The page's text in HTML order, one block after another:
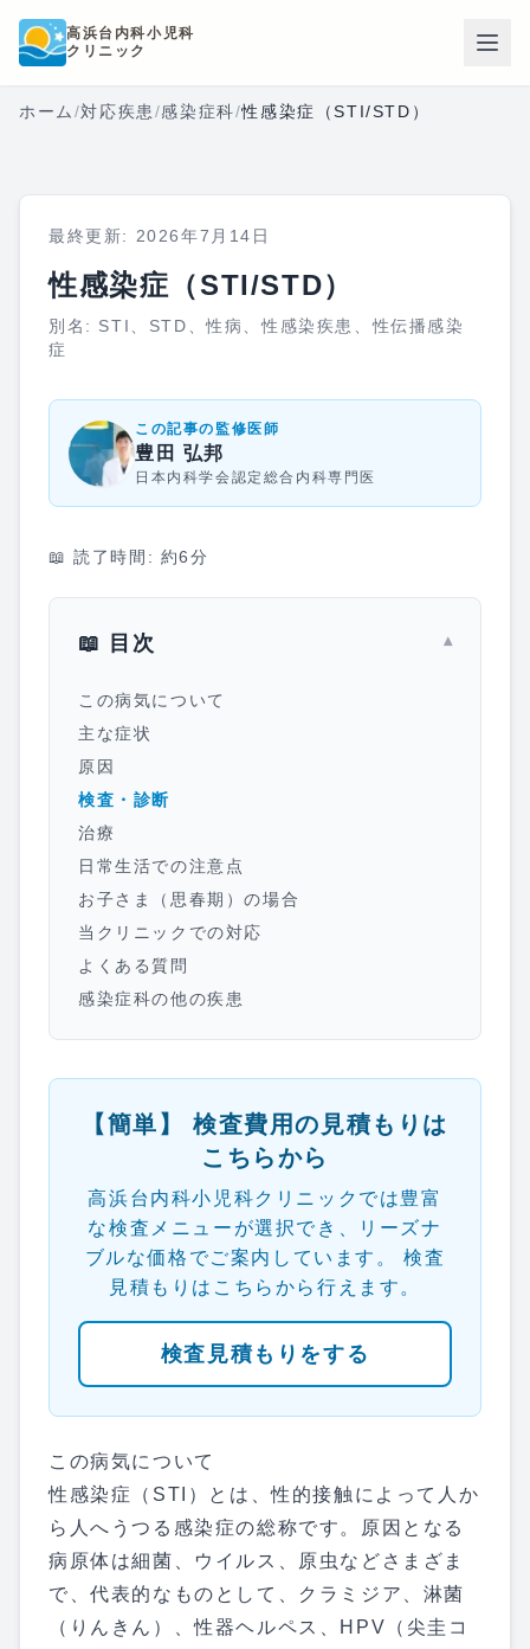
高浜台内科小児科
クリニック
ホーム /対応疾患/感染症科/性感染症（STI/STD）
最終更新: 2026年7月14日
性感染症（STI/STD）
別名: STI、STD、性病、性感染疾患、性伝播感染
症
この記事の監修医師
豊田 弘邦
日本内科学会認定総合内科専門医
📖 読了時間: 約6分
📖 目次 ▾
この病気について
主な症状
原因
検査・診断
治療
日常生活での注意点
お子さま（思春期）の場合
当クリニックでの対応
よくある質問
感染症科の他の疾患
【簡単】 検査費用の見積もりは
こちらから
高浜台内科小児科クリニックでは豊富
な検査メニューが選択でき、リーズナ
ブルな価格でご案内しています。 検査
見積もりはこちらから行えます。
検査見積もりをする
この病気について
性感染症（STI）とは、性的接触によって人か
ら人へうつる感染症の総称です。原因となる
病原体は細菌、ウイルス、原虫などさまざま
で、代表的なものとして、クラミジア、淋菌
（りんきん）、性器ヘルペス、HPV（尖圭コ